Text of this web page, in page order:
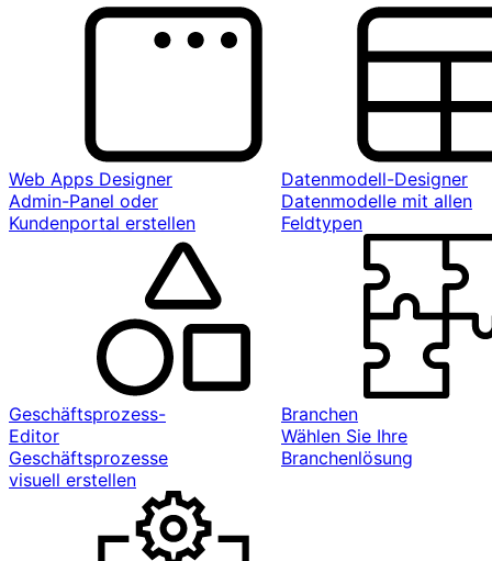
Web Apps Designer
Admin-Panel oder
Kundenportal erstellen
Datenmodell-Designer
Datenmodelle mit allen
Feldtypen
Geschäftsprozess-
Editor
Geschäftsprozesse
visuell erstellen
Branchen
Wählen Sie Ihre
Branchenlösung